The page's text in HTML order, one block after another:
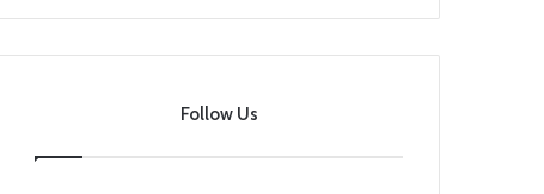
Follow Us